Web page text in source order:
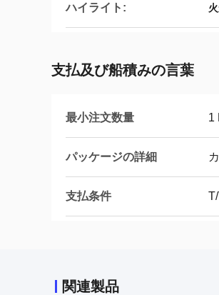
ハイライト:
支払及び船積みの言葉
最小注文数量 1
パッケージの詳細
支払条件
関連製品